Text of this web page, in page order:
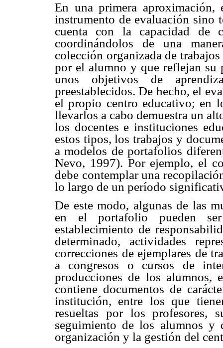
En una primera
instrumento de evaluación sino
cuenta con la capacidad de
coordinándolos de una
colección organizada de
por el alumno y que reflejan su
unos objetivos de
preestablecidos. De hecho, el
el propio centro educativo; en
llevarlos a cabo demuestra un
los docentes e instituciones
estos tipos, los trabajos y
a modelos de portafolios
Nevo, 1997). Por ejemplo, el
debe contemplar una
lo largo de un período
De este modo, algunas de las
en el portafolio pueden
establecimiento de
determinado, actividades
correcciones de ejemplares de
a congresos o cursos de
producciones de los alumnos,
contiene documentos de
institución, entre los que
resueltas por los profesores,
seguimiento de los alumnos y
organización y la gestión del